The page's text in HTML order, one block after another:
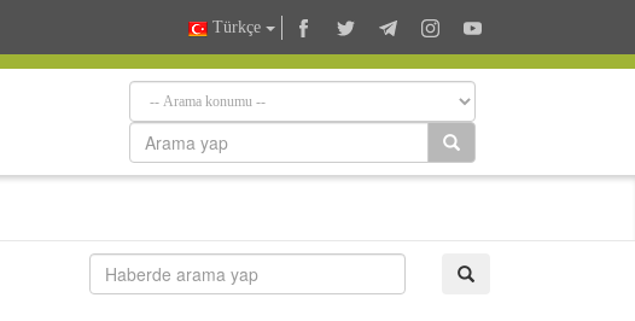
Türkçe